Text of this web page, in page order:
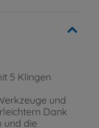
5 Klingen
und
Dank
und die